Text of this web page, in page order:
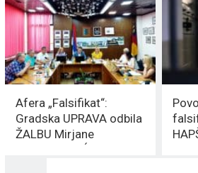
Afera „Falsifikat“:
Gradska UPRAVA odbila
ŽALBU Mirjane
MLADENOVIĆ